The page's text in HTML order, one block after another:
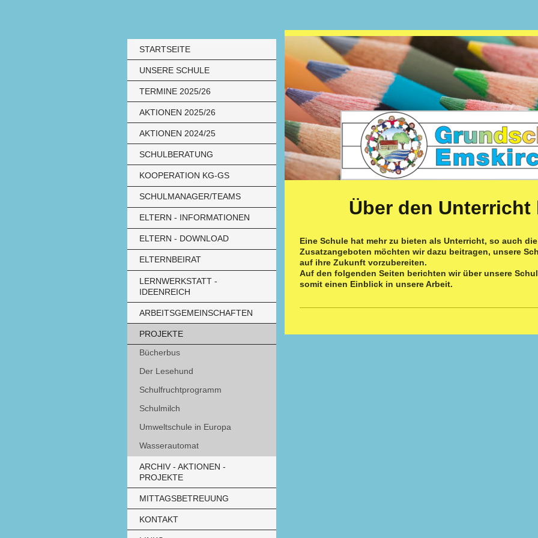
Über den Unterricht
Eine Schule hat mehr zu bieten als Unterricht, so auch
Zusatzangeboten möchten wir dazu beitragen, unsere
auf ihre Zukunft vorzubereiten.
Auf den folgenden Seiten berichten wir über unsere
somit einen Einblick in unsere Arbeit.
STARTSEITE
UNSERE SCHULE
TERMINE 2025/26
AKTIONEN 2025/26
AKTIONEN 2024/25
SCHULBERATUNG
KOOPERATION KG-GS
SCHULMANAGER/TEAMS
ELTERN - INFORMATIONEN
ELTERN - DOWNLOAD
ELTERNBEIRAT
LERNWERKSTATT -
IDEENREICH
ARBEITSGEMEINSCHAFTEN
PROJEKTE
Bücherbus
Der Lesehund
Schulfruchtprogramm
Schulmilch
Umweltschule in Europa
Wasserautomat
ARCHIV - AKTIONEN -
PROJEKTE
MITTAGSBETREUUNG
KONTAKT